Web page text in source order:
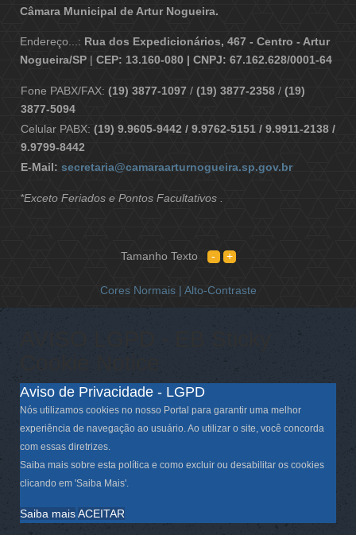
Câmara Municipal de Artur Nogueira.
Endereço...: Rua dos Expedicionários, 467 - Centro - Artur
Nogueira/SP | CEP: 13.160-080 | CNPJ: 67.162.628/0001-64
Fone PABX/FAX: (19) 3877-1097 / (19) 3877-2358 / (19)
3877-5094
Celular PABX: (19) 9.9605-9442 / 9.9762-5151 / 9.9911-2138 /
9.9799-8442
E-Mail: secretaria@camaraarturnogueira.sp.gov.br
*Exceto Feriados e Pontos Facultativos .
Tamanho Texto
Cores Normais | Alto-Contraste
AVISO LGPD - EB Sticky
Aviso de Privacidade - LGPD
Nós utilizamos cookies no nosso Portal para garantir uma melhor
experiência de navegação ao usuário. Ao utilizar o site, você concorda
com essas diretrizes.
Saiba mais sobre esta política e como excluir ou desabilitar os cookies
clicando em 'Saiba Mais'.
Saiba maisACEITAR